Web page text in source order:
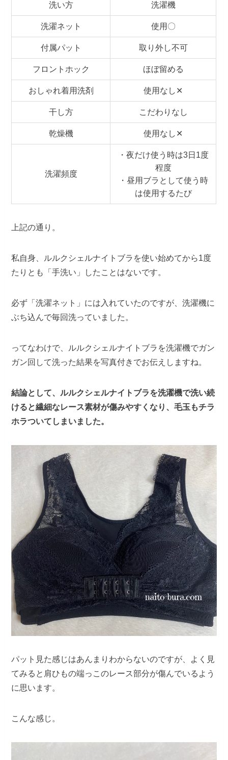
洗い方 洗濯機
洗濯ネット 使用〇
付属パット 取り外し不可
フロントホック ほぼ留める
おしゃれ着用洗剤 使用なし✕
干し方 こだわりなし
乾燥機 使用なし✕
洗濯頻度
・夜だけ使う時は3日1度
程度
・昼用ブラとして使う時
は使用するたび
上記の通り。
私自身、ルルクシェルナイトブラを使い始めてから1度
たりとも「手洗い」したことはないです。
必ず「洗濯ネット」には入れていたのですが、洗濯機に
ぶち込んで毎回洗っていました。
ってなわけで、ルルクシェルナイトブラを洗濯機でガン
ガン回して洗った結果を写真付きでお伝えしますね。
結論として、ルルクシェルナイトブラを洗濯機で洗い続
けると繊細なレース素材が傷みやすくなり、毛玉もチラ
ホラついてしまいました。
パット見た感じはあんまりわからないのですが、よく見
てみると肩ひもの端っこのレース部分が傷んでいるよう
に思います。
こんな感じ。